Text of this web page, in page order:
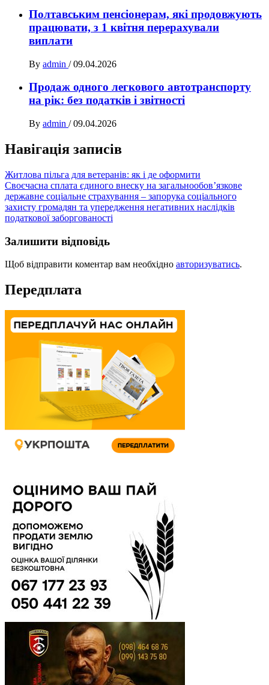
Полтавським пенсіонерам, які продовжують
працювати, з 1 квітня перерахували
виплати
By admin / 09.04.2026
Продаж одного легкового автотранспорту
на рік: без податків і звітності
By admin / 09.04.2026
Навігація записів
Житлова пільга для ветеранів: як і де оформити
Своєчасна сплата єдиного внеску на загальнообов’язкове
державне соціальне страхування – запорука соціального
захисту громадян та упередження негативних наслідків
податкової заборгованості
Залишити відповідь
Щоб відправити коментар вам необхідно авторизуватись.
Передплата